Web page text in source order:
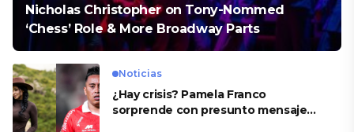
Nicholas Christopher on Tony-Nommed
‘Chess’ Role & More Broadway Parts
Noticias
¿Hay crisis? Pamela Franco
sorprende con presunto mensaje